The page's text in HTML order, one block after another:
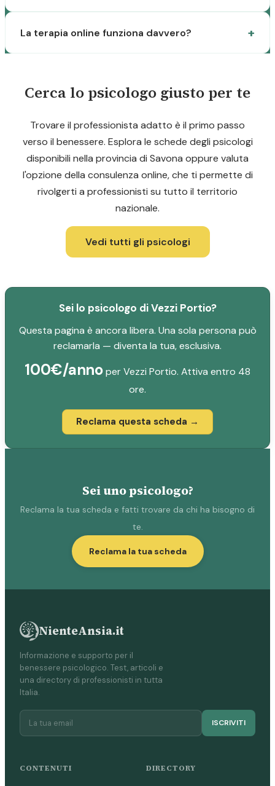
La terapia online funziona davvero?
Cerca lo psicologo giusto per te
Trovare il professionista adatto è il primo passo
verso il benessere. Esplora le schede degli psicologi
disponibili nella provincia di Savona oppure valuta
l'opzione della consulenza online, che ti permette di
rivolgerti a professionisti su tutto il territorio
nazionale.
Vedi tutti gli psicologi
Sei lo psicologo di Vezzi Portio?
Questa pagina è ancora libera. Una sola persona può
reclamarla — diventa la tua, esclusiva.
100€/annoper Vezzi Portio. Attiva entro 48
ore.
Reclama questa scheda →
Sei uno psicologo?
Reclama la tua scheda e fatti trovare da chi ha bisogno di
te.
Reclama la tua scheda
NienteAnsia.it
Informazione e supporto per il
benessere psicologico. Test, articoli e
una directory di professionisti in tutta
Italia.
ISCRIVITI
CONTENUTI DIRECTORY